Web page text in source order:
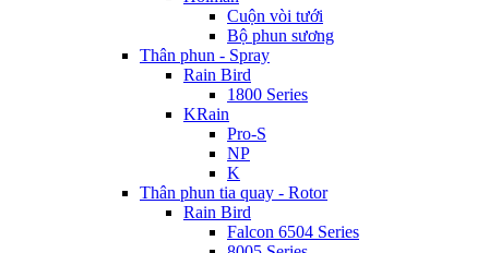
Cuộn vòi tưới
Bộ phun sương
Thân phun - Spray
Rain Bird
1800 Series
KRain
Pro-S
NP
K
Thân phun tia quay - Rotor
Rain Bird
Falcon 6504 Series